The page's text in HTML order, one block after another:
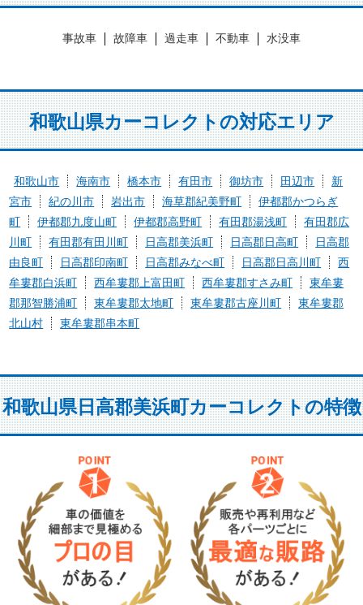
事故車 故障車 過走車 不動車 水没車
和歌山県カーコレクトの対応エリア
和歌山市 海南市 橋本市 有田市 御坊市 田辺市
新
宮市
紀の川市 岩出市 海草郡紀美野町
伊都郡かつらぎ
町
伊都郡九度山町 伊都郡高野町 有田郡湯浅町
有田郡広
川町
有田郡有田川町 日高郡美浜町 日高郡日高町
日高郡
由良町
日高郡印南町 日高郡みなべ町 日高郡日高川町
西
牟婁郡白浜町
西牟婁郡上富田町 西牟婁郡すさみ町
東牟婁
郡那智勝浦町
東牟婁郡太地町 東牟婁郡古座川町
東牟婁郡
北山村
東牟婁郡串本町
和歌山県日高郡美浜町カーコレクトの特徴